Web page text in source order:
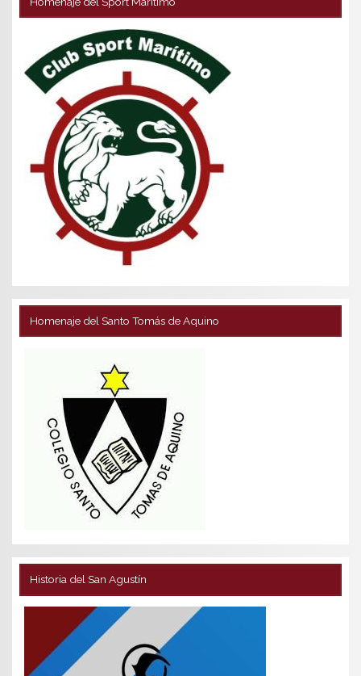
Homenaje del Santo Tomás de Aquino
Historia del San Agustín